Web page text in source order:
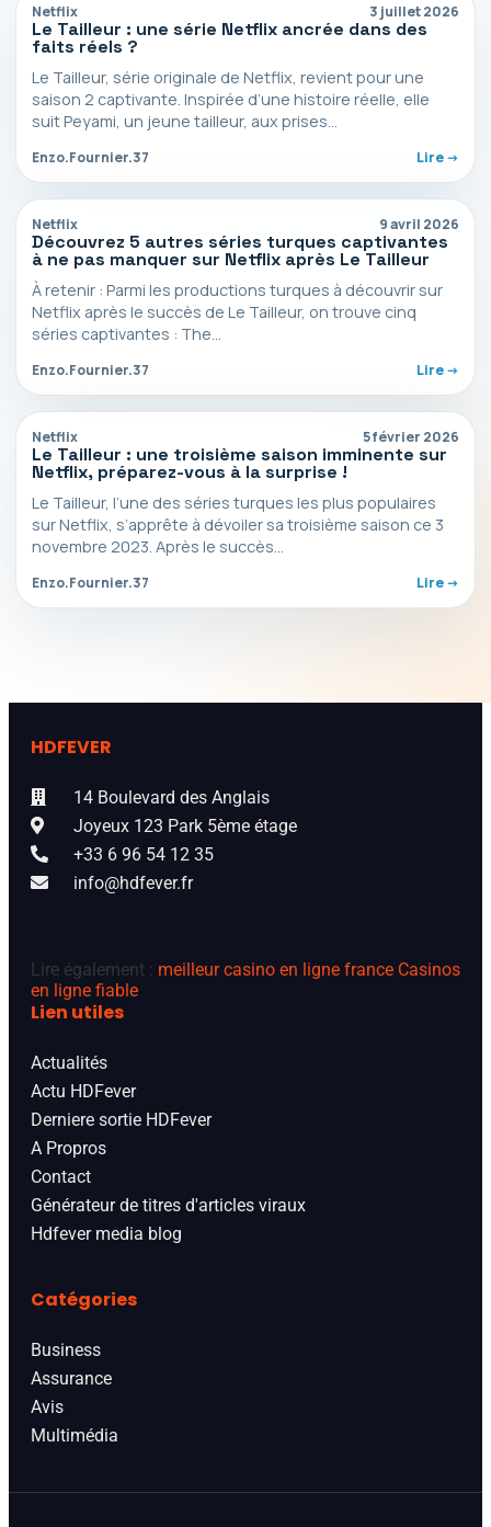
Netflix 3 juillet 2026
Le Tailleur : une série Netflix ancrée dans des
faits réels ?
Le Tailleur, série originale de Netflix, revient pour une
saison 2 captivante. Inspirée d’une histoire réelle, elle
suit Peyami, un jeune tailleur, aux prises…
Enzo.Fournier.37 Lire ->
Netflix 9 avril 2026
Découvrez 5 autres séries turques captivantes
à ne pas manquer sur Netflix après Le Tailleur
À retenir : Parmi les productions turques à découvrir sur
Netflix après le succès de Le Tailleur, on trouve cinq
séries captivantes : The…
Enzo.Fournier.37 Lire ->
Netflix 5 février 2026
Le Tailleur : une troisième saison imminente sur
Netflix, préparez-vous à la surprise !
Le Tailleur, l’une des séries turques les plus populaires
sur Netflix, s’apprête à dévoiler sa troisième saison ce 3
novembre 2023. Après le succès…
Enzo.Fournier.37 Lire ->
HDFEVER
14 Boulevard des Anglais
Joyeux 123 Park 5ème étage
+33 6 96 54 12 35
info@hdfever.fr
Lire également : meilleur casino en ligne france Casinos
en ligne fiable
Lien utiles
Actualités
Actu HDFever
Derniere sortie HDFever
A Propros
Contact
Générateur de titres d'articles viraux
Hdfever media blog
Catégories
Business
Assurance
Avis
Multimédia